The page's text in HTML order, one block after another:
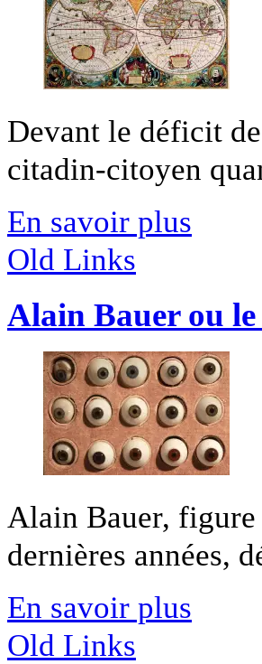
Devant le déficit
citadin-citoyen
En savoir plus
Old Links
Alain Bauer ou
Alain Bauer,
dernières années,
En savoir plus
Old Links